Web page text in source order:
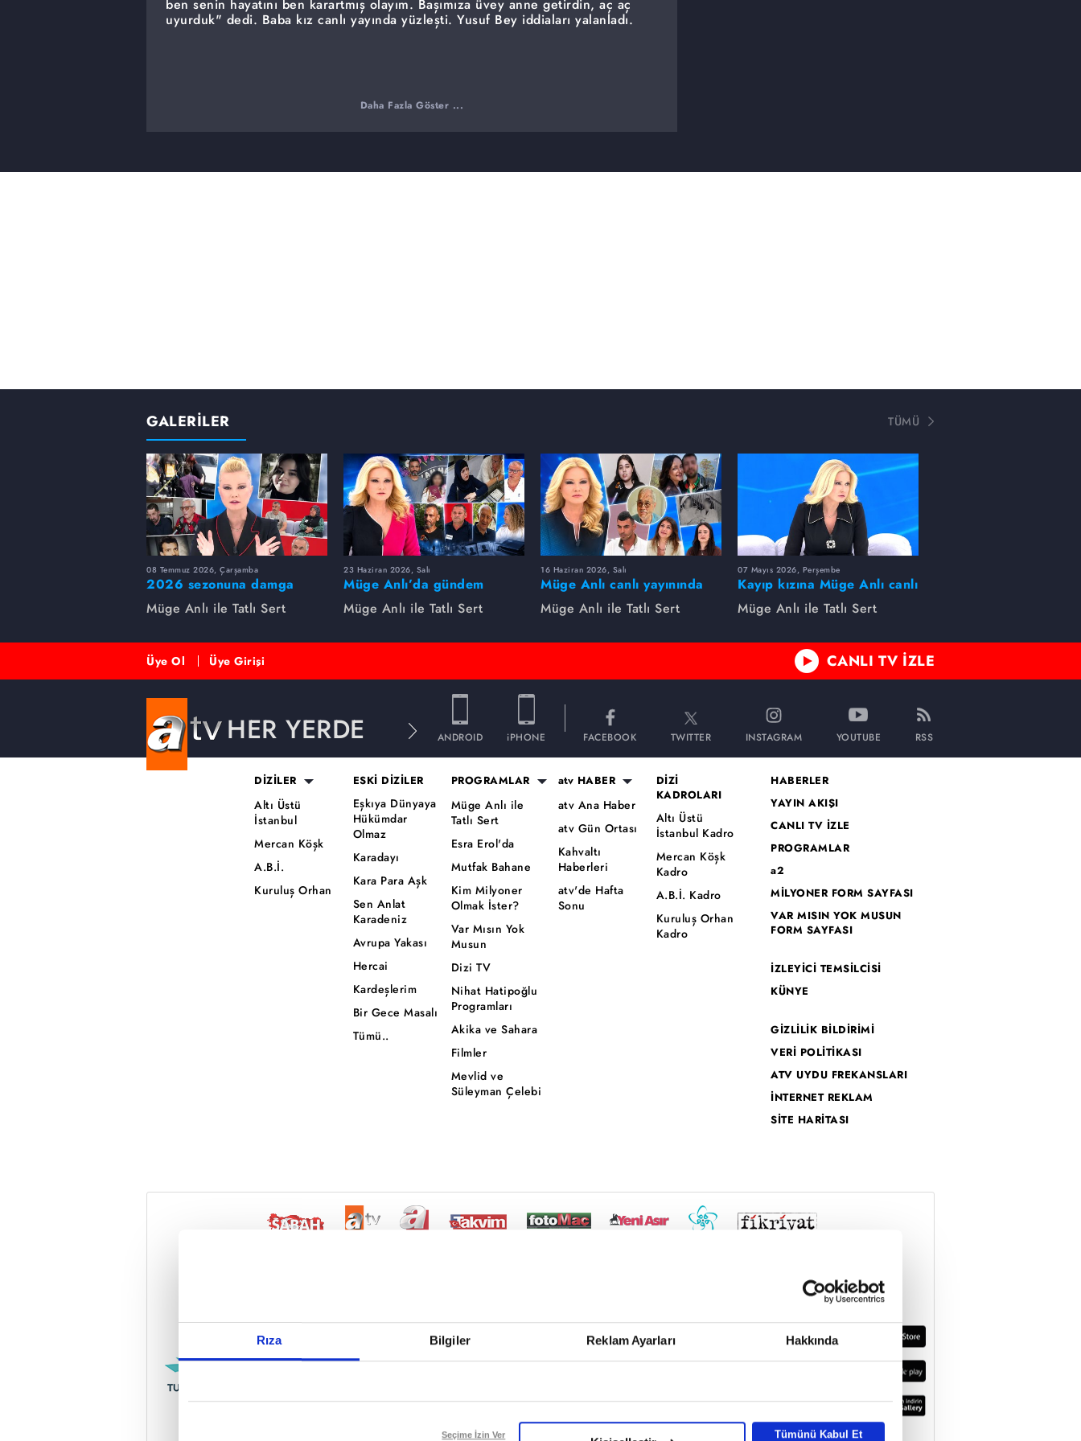
Rıza Bilgiler Reklam Ayarları Hakkında
Reddet
Seçime İzin Ver Tümünü Kabul Et
ben senin hayatını ben karartmış olayım. Başımıza üvey anne getirdin, aç aç
uyurduk" dedi. Baba kız canlı yayında yüzleşti. Yusuf Bey iddiaları yalanladı.
Daha Fazla Göster ...
GALERİLER TÜMÜ
08 Temmuz 2026, Çarşamba
2026 sezonuna damga
vuran 5 Müge Anlı
dosyası...
Müge Anlı ile Tatlı Sert
23 Haziran 2026, Salı
Müge Anlı’da gündem
sarsıldı! Kayıp dosyaları ve
aile ihanetleri herkesi şoke
Müge Anlı ile Tatlı Sert
16 Haziran 2026, Salı
Müge Anlı canlı yayınında
dikkat çeken gelişmeler
yaşandı. Kayıp,
Müge Anlı ile Tatlı Sert
07 Mayıs 2026, Perşembe
Kayıp kızına Müge Anlı canlı
yayında kavuştu
Müge Anlı ile Tatlı Sert
Üye Ol Üye Girişi CANLI TV İZLE
HER YERDE ANDROID iPHONE FACEBOOK TWITTER INSTAGRAM YOUTUBE RSS
DİZİLER
Altı Üstü
İstanbul
Mercan Köşk
A.B.İ.
Kuruluş Orhan
ESKİ DİZİLER
Eşkıya Dünyaya
Hükümdar
Olmaz
Karadayı
Kara Para Aşk
Sen Anlat
Karadeniz
Avrupa Yakası
Hercai
Kardeşlerim
Bir Gece Masalı
Tümü..
PROGRAMLAR
Müge Anlı ile
Tatlı Sert
Esra Erol'da
Mutfak Bahane
Kim Milyoner
Olmak İster?
Var Mısın Yok
Musun
Dizi TV
Nihat Hatipoğlu
Programları
Akika ve Sahara
Filmler
Mevlid ve
Süleyman Çelebi
atv HABER
atv Ana Haber
atv Gün Ortası
Kahvaltı
Haberleri
atv'de Hafta
Sonu
DİZİ
KADROLARI
Altı Üstü
İstanbul Kadro
Mercan Köşk
Kadro
A.B.İ. Kadro
Kuruluş Orhan
Kadro
HABERLER
YAYIN AKIŞI
CANLI TV İZLE
PROGRAMLAR
a2
MİLYONER FORM SAYFASI
VAR MISIN YOK MUSUN
FORM SAYFASI
İZLEYİCİ TEMSİLCİSİ
KÜNYE
GİZLİLİK BİLDİRİMİ
VERİ POLİTİKASI
ATV UYDU FREKANSLARI
İNTERNET REKLAM
SİTE HARİTASI